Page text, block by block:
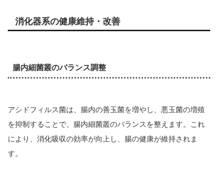
消化器系の健康維持・改善
腸内細菌叢のバランス調整
アシドフィルス菌は、腸内の善玉菌を増やし、悪玉菌の増殖
を抑制することで、腸内細菌叢のバランスを整えます。これ
により、消化吸収の効率が向上し、腸の健康が維持されま
す。